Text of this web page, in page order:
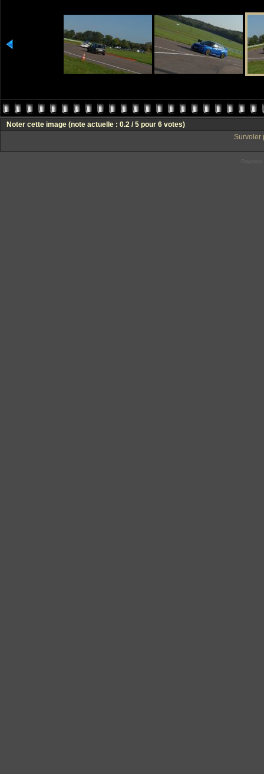
Noter cette image (note actuelle : 0.2 / 5 pour 6 votes)
Survoler